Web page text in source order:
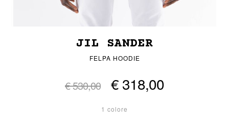
JIL SANDER
FELPA HOODIE
€ 530,00 € 318,00
1 colore